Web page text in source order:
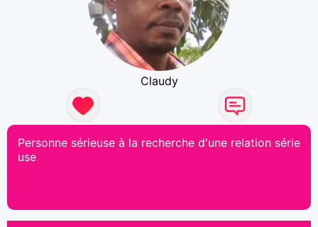
Claudy
Personne sérieuse à la recherche d'une relation série
use